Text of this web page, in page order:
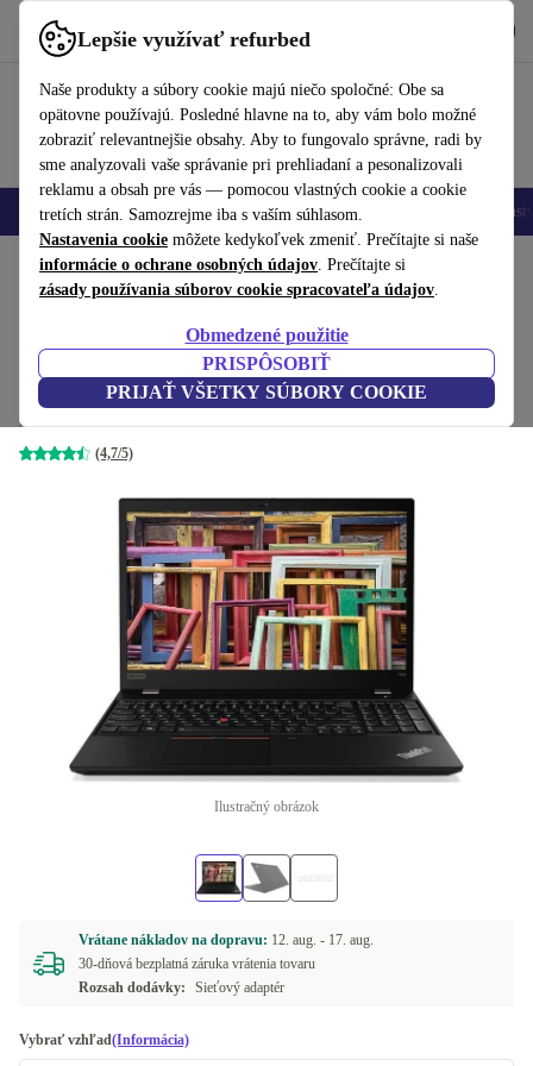
Lepšie využívať refurbed
Naše produkty a súbory cookie majú niečo spoločné: Obe sa
opätovne používajú. Posledné hlavne na to, aby vám bolo možné
zobraziť relevantnejšie obsahy. Aby to fungovalo správne, radi by
sme analyzovali vaše správanie pri prehliadaní a pesonalizovali
reklamu a obsah pre vás — pomocou vlastných cookie a cookie
tretích strán. Samozrejme iba s vaším súhlasom.
Nastavenia cookie môžete kedykoľvek zmeniť. Prečítajte si naše
informácie o ochrane osobných údajov. Prečítajte si
zásady používania súborov cookie spracovateľa údajov.
Obmedzené použitie
PRISPÔSOBIŤ
PRIJAŤ VŠETKY SÚBORY COOKIE
používať refurbed rýchlo a jednoducho
Mobilné telefóny Laptopy Tablety Inteligentné hodinky
Domov Produkty Notebooky Notebooky Lenovo
Lenovo ThinkPad T590 | i7-
8565U | 15.6"
8 GB | 128 GB SSD | FP | Podsvietenie klávesnice
(4,7/5)
349,99 €
699,00 €
Ilustračný obrázok
Vrátane nákladov na dopravu: 12. aug. - 17. aug.
30-dňová bezplatná záruka vrátenia tovaru
Rozsah dodávky:
Sieťový adaptér
Vybrať vzhľad(Informácia)